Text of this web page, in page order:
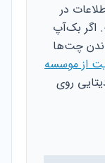
در
اگر بک‌آپ
چت‌ها
از موسسه
روی